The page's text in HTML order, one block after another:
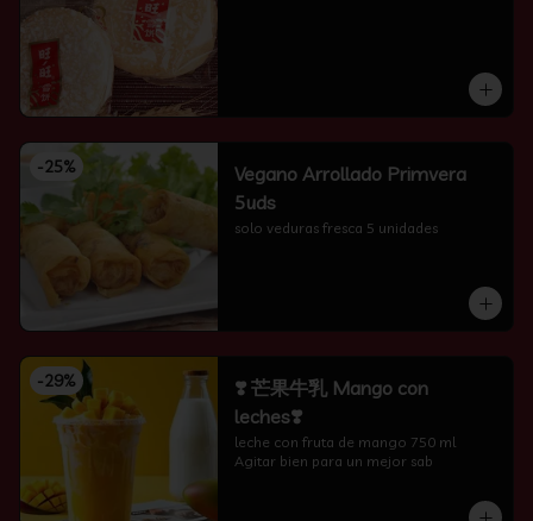
-25%
Vegano Arrollado Primvera
5uds
solo veduras fresca 5 unidades
-29%
❣️ 芒果牛乳 Mango con
leches❣️
leche con fruta de mango 750 ml
Agitar bien para un mejor sab